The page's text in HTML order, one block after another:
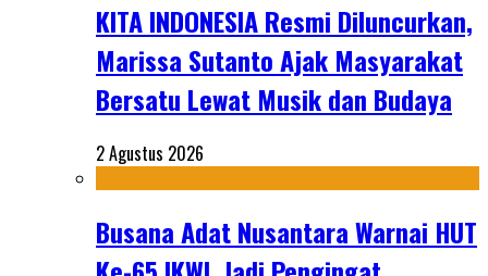
KITA INDONESIA Resmi Diluncurkan,
Marissa Sutanto Ajak Masyarakat
Bersatu Lewat Musik dan Budaya
2 Agustus 2026
Busana Adat Nusantara Warnai HUT